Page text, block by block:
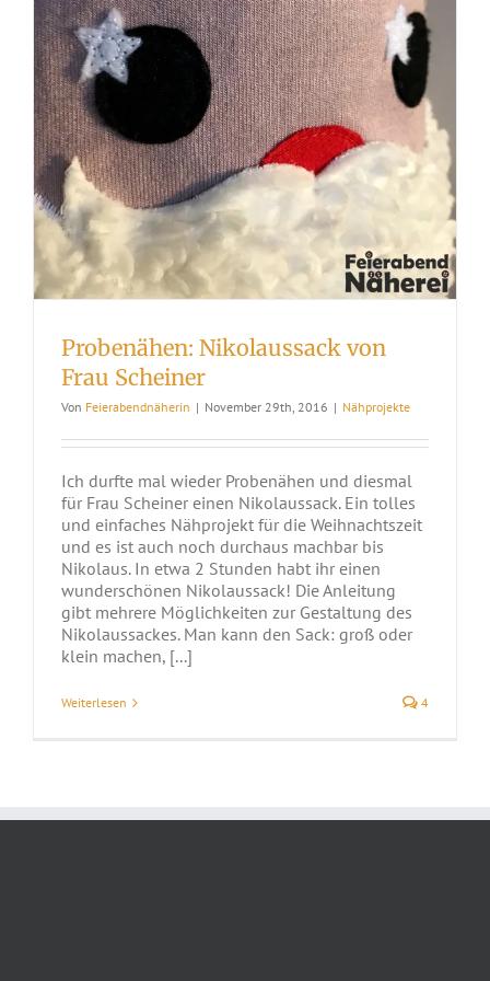
Probenähen: Nikolaussack von
Frau Scheiner
Von Feierabendnäherin | November 29th, 2016 | Nähprojekte
Ich durfte mal wieder Probenähen und diesmal
für Frau Scheiner einen Nikolaussack. Ein tolles
und einfaches Nähprojekt für die Weihnachtszeit
und es ist auch noch durchaus machbar bis
Nikolaus. In etwa 2 Stunden habt ihr einen
wunderschönen Nikolaussack! Die Anleitung
gibt mehrere Möglichkeiten zur Gestaltung des
Nikolaussackes. Man kann den Sack: groß oder
klein machen, [...]
Weiterlesen 4